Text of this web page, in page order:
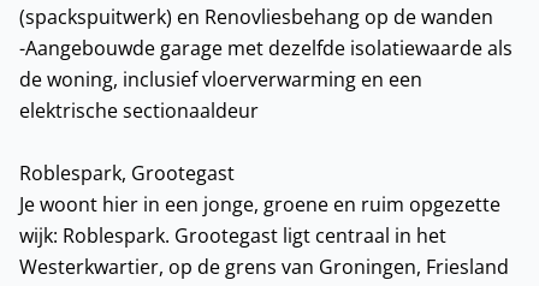
(spackspuitwerk) en Renovliesbehang op de wanden
-Aangebouwde garage met dezelfde isolatiewaarde als
de woning, inclusief vloerverwarming en een
elektrische sectionaaldeur
Roblespark, Grootegast
Je woont hier in een jonge, groene en ruim opgezette
wijk: Roblespark. Grootegast ligt centraal in het
Westerkwartier, op de grens van Groningen, Friesland